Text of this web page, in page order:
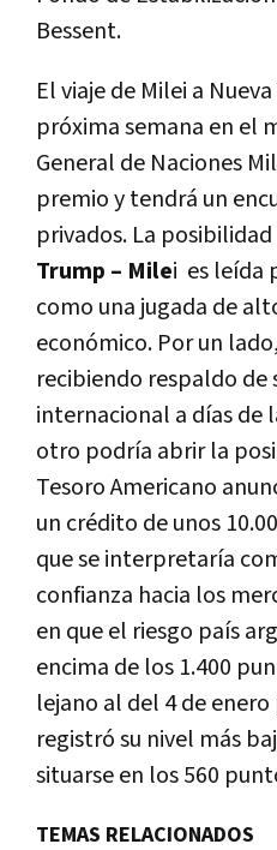
Bessent.
El viaje de Milei a
próxima semana en el
General de Naciones
premio y tendrá un
privados. La posibilidad
Trump – Milei es leída
como una jugada de
económico. Por un
recibiendo respaldo de
internacional a días de
otro podría abrir la
Tesoro Americano
un crédito de unos
que se interpretaría
confianza hacia los
en que el riesgo país
encima de los 1.400
lejano al del 4 de
registró su nivel más
situarse en los 560
TEMAS RELACIONADOS